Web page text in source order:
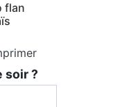
flan
soir ?